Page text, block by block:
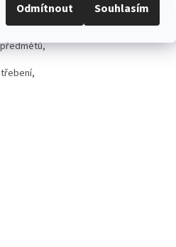
Odmítnout Souhlasím